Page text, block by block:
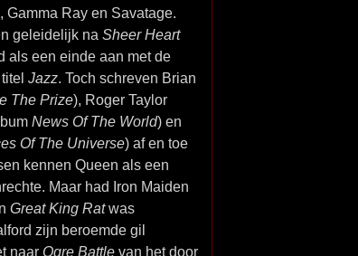
Ray en Savatage.
geleidelijk na Sheer Heart
als een einde aan met de
Jazz. Toch schreven Brian
The Prize), Roger Taylor
News Of The World) en
Of The Universe) af en toe
kennen Queen als een
Maar had Iron Maiden
Great King Ratwas
zijn beroemde gil
naar Ogre Battlevan het door